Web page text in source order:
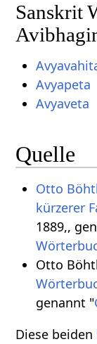
Sanskrit
Avyapeta
Avyaveta
Quelle
Otto
kürzerer
1889,,
Otto
genannt "
Diese beiden